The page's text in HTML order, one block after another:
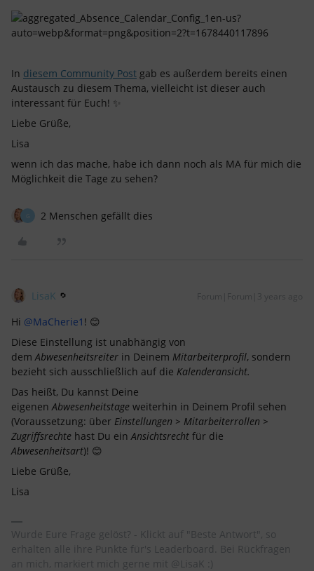
In diesem Community Post gab es außerdem bereits einen
Austausch zu diesem Thema, vielleicht ist dieser auch
interessant für Euch! ✨
Liebe Grüße,
Lisa
wenn ich das mache, habe ich dann noch als MA für mich die
Möglichkeit die Tage zu sehen?
2 Menschen gefällt dies
LisaK Forum|Forum|3 years ago
Hi @MaCherie1 ! 😊
Diese Einstellung ist unabhängig von
demAbwesenheitsreiter in Deinem Mitarbeiterprofil, sondern
bezieht sich ausschließlich auf die Kalenderansicht.
Das heißt, Du kannst Deine
eigenenAbwesenheitstage weiterhin in Deinem Profil sehen
(Voraussetzung: über Einstellungen > Mitarbeiterrollen >
Zugriffsrechte hast Du einAnsichtsrecht für die
Abwesenheitsart)! 😊
Liebe Grüße,
Lisa
Wurde Eure Frage gelöst? - Klickt auf "Beste Antwort", so
erhalten alle ihre Punkte für's Leaderboard. Bei Rückfragen
an mich, markiert mich gerne mit @LisaK :)